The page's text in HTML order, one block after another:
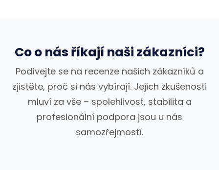
Co o nás říkají naši zákazníci?
Podívejte se na recenze našich zákazníků a
zjistěte, proč si nás vybírají. Jejich zkušenosti
mluví za vše – spolehlivost, stabilita a
profesionální podpora jsou u nás
samozřejmostí.